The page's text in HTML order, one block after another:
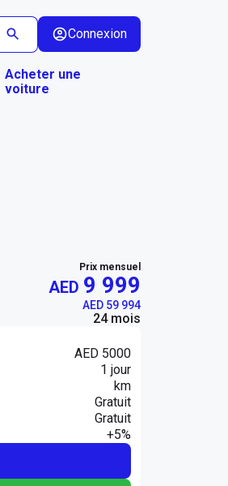
Connexion
Acheter une
voiture
Prix mensuel
AED 9 999
AED 59 994
24 mois
AED 5000
1 jour
km
Gratuit
Gratuit
+5%